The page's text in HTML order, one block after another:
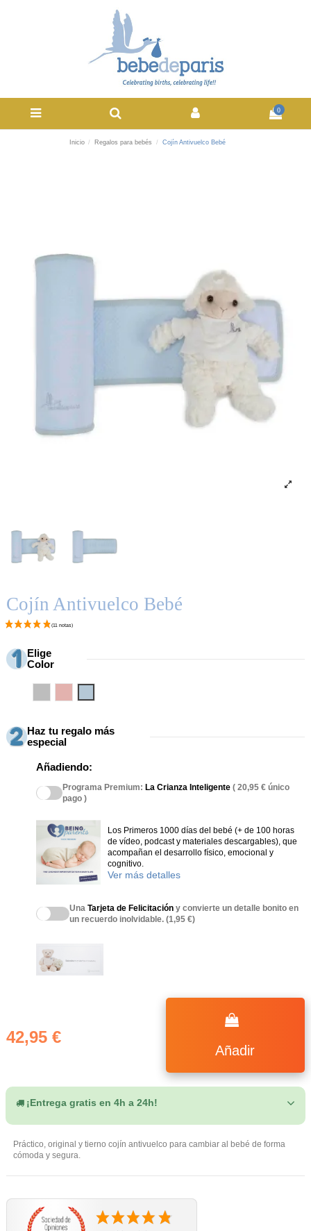
0
Inicio Regalos para bebés Cojín Antivuelco Bebé
Cojín Antivuelco Bebé
Elige
Color
Haz tu regalo más
especial
Añadiendo:
Programa Premium: La Crianza Inteligente ( 20,95 € único
pago )
Los Primeros 1000 días del bebé (+ de 100 horas
de vídeo, podcast y materiales descargables), que
acompañan el desarrollo físico, emocional y
cognitivo.
Ver más detalles
Una Tarjeta de Felicitacióny convierte un detalle bonito en
un recuerdo inolvidable. (1,95 €)
42,95 €
Añadir
¡Entrega gratis en 4h a 24h!
Práctico, original y tierno cojín antivuelco para cambiar al bebé de forma
cómoda y segura.